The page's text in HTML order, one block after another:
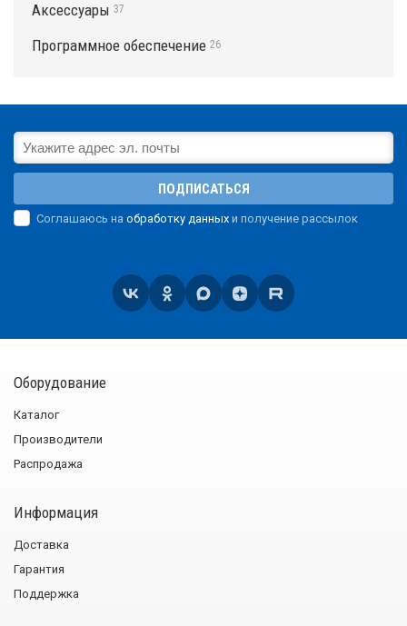
Аксессуары 37
Программное обеспечение 26
ПОДПИСАТЬСЯ
Соглашаюсь на обработку данных и получение рассылок
Оборудование
Каталог
Производители
Распродажа
Информация
Доставка
Гарантия
Поддержка